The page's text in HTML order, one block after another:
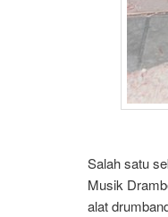
Salah satu
Musik
alat